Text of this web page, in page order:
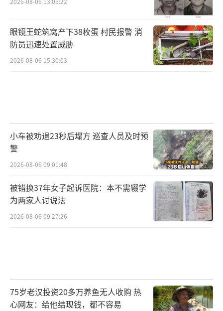
眼镜王蛇筑窝产下38枚蛋 村民报警 消
防员迅速处置威胁
2026-08-06 15:30:03
小车被劝退23秒后塌方 巡查人员及时预
警
2026-08-06 09:01:48
被错换37年女子起诉医院：本不需辍学
为两家人讨说法
2026-08-06 09:27:26
75岁老汉投资20多万养鱼无人收购 热
心网友：给他结现钱，都不容易